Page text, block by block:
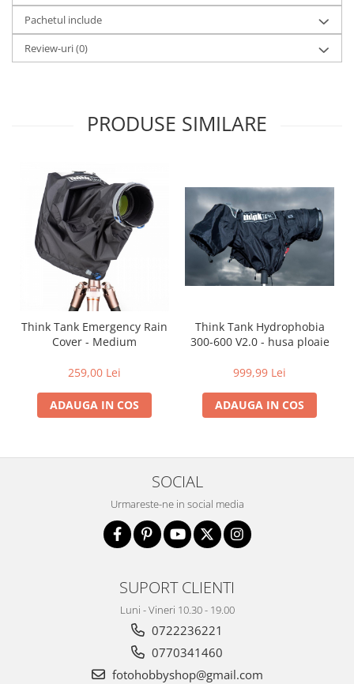
Blitz-uri mobile, cu acumulatori
Softbox-uri
Accesorii Blitz-uri studio
Cleme blitz fasung lumina, spigoti
Suporti pentru fundaluri
Blende
Umbrele
Corturi si mese pt. fotografia de
produs
Declansatoare Radio si Infrarosu
Becuri si lampa blitz studio
Suruburi si piulite, adaptoare de
Calibrare expunere
Scannere Documente
Filme foto si scanere film
Aparate foto unica folosinta
Filme instant FUJI INSTAX
Chimicale developare film alb-
Pachetul include
Review-uri(0)
PRODUSE SIMILARE
Think Tank Emergency Rain
Cover - Medium
259,00 Lei
ADAUGA IN COS
Think Tank Hydrophobia
300-600 V2.0 - husa ploaie
999,99 Lei
ADAUGA IN COS
SOCIAL
Urmareste-ne in social media
SUPORT CLIENTI
Luni - Vineri 10.30 - 19.00
0722236221
0770341460
fotohobbyshop@gmail.com